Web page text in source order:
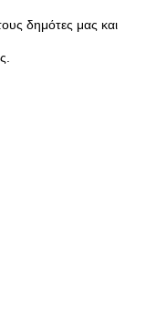
δημότες μας και